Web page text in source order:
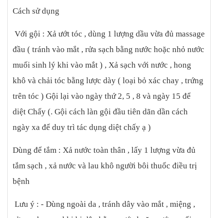
chết và vi khuẩn gây mụn nằm sâu trong lỗ chân lông được làm
thoáng, mang đến cảm giác sạch thoáng sau khi rửa. – Các chất
dưỡng da đặc biệt: Calahara Acne Wash không chứa xà phòng
(gây khô da sau khi rửa) đồng thời chứa các chất dưỡng da đặc
biệt bảo vệ da, hạn chế tiết chất dầu giúp duy trì làn da khô
dụng: ● Chứa thành phần trị mụn Salicylic acid (BHA) ● Dịu nhẹ,
mềm mịn sau khi rửa. Không chứa xà phòng. ● Giảm tiết dầu
Cách sử dụng
Với gội : Xả ướt tóc , dùng 1 lượng dầu vừa đủ massage
đầu ( tránh vào mắt , rửa sạch bằng nước hoặc nhỏ nước
muối sinh lý khi vào mắt ) , Xả sạch với nước , hong
khô và chải tóc bằng lược dày ( loại bỏ xác chay , trứng
trên tóc ) Gội lại vào ngày thứ 2, 5 , 8 và ngày 15 để
diệt Chấy (. Gội cách làn gội đầu tiên dãn dần cách
ngày xa để duy trì tác dụng diệt chấy ạ )
Dùng để tắm : Xả nước toàn thân , lấy 1 lượng vừa đủ
tắm sạch , xả nước và lau khô người bôi thuốc điều trị
bệnh
Lưu ý : - Dùng ngoài da , tránh dây vào mắt , miệng ,